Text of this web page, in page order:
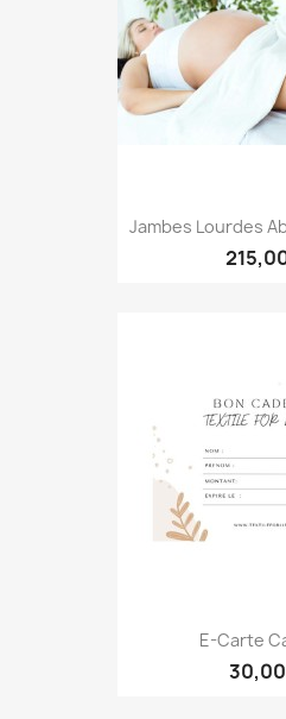
Jambes Lourdes
E-Carte